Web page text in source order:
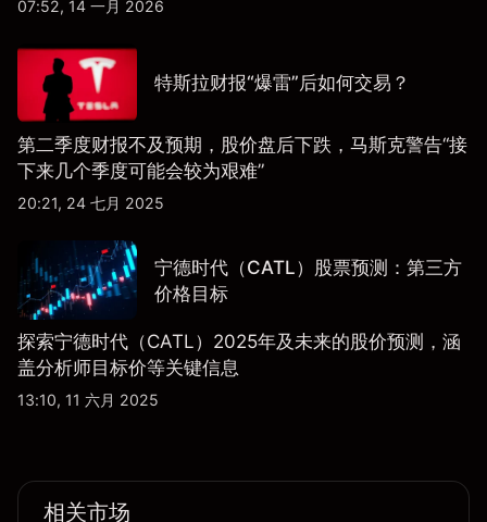
07:52, 14 一月 2026
特斯拉财报“爆雷”后如何交易？
第二季度财报不及预期，股价盘后下跌，马斯克警告“接
下来几个季度可能会较为艰难”
20:21, 24 七月 2025
宁德时代（CATL）股票预测：第三方
价格目标
探索宁德时代（CATL）2025年及未来的股价预测，涵
盖分析师目标价等关键信息
13:10, 11 六月 2025
相关市场